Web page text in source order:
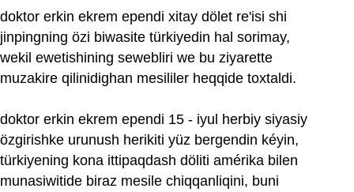
doktor erkin ekrem ependi xitay dölet re'isi shi
jinpingning özi biwasite türkiyedin hal sorimay,
wekil ewetishining sewebliri we bu ziyarette
muzakire qilinidighan mesililer heqqide toxtaldi.
doktor erkin ekrem ependi 15 - iyul herbiy siyasiy
özgirishke urunush herikiti yüz bergendin kéyin,
türkiyening kona ittipaqdash döliti amérika bilen
munasiwitide biraz mesile chiqqanliqini, buni